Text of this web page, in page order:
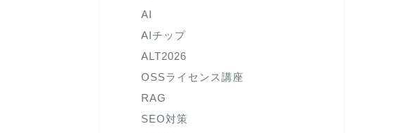
AI
AIチップ
ALT2026
OSSライセンス講座
RAG
SEO対策